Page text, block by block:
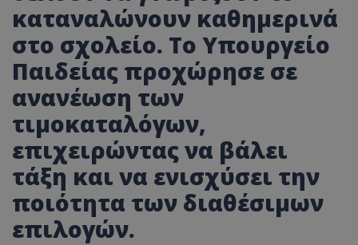
καταναλώνουν καθημερινά
στο σχολείο. Το Υπουργείο
Παιδείας προχώρησε σε
ανανέωση των
τιμοκαταλόγων,
επιχειρώντας να βάλει
τάξη και να ενισχύσει την
ποιότητα των διαθέσιμων
επιλογών.